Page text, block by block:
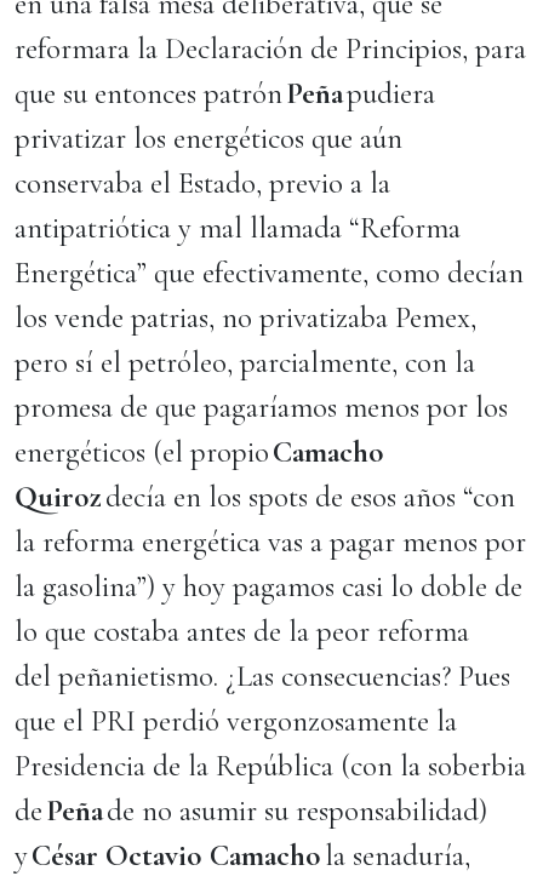
reformara la Declaración de Principios, para
que su entonces patrónPeñapudiera
privatizar los energéticos que aún
conservaba el Estado, previo a la
antipatriótica y mal llamada “Reforma
Energética” que efectivamente, como decían
los vende patrias, no privatizaba Pemex,
pero sí el petróleo, parcialmente, con la
promesa de que pagaríamos menos por los
energéticos (el propioCamacho
Quirozdecía en los spots de esos años “con
la reforma energética vas a pagar menos por
la gasolina”) y hoy pagamos casi lo doble de
lo que costaba antes de la peor reforma
del peñanietismo. ¿Las consecuencias? Pues
que el PRI perdió vergonzosamente la
Presidencia de la República (con la soberbia
dePeñade no asumir su responsabilidad)
yCésar Octavio Camachola senaduría,